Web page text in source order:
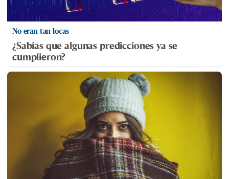
No eran tan locas
¿Sabías que algunas predicciones ya se
cumplieron?